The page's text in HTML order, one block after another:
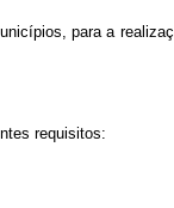
para a
requisitos: